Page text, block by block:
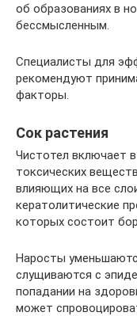
об образованиях в
бессмысленным.
Специалисты для
рекомендуют
факторы.
Сок растения
Чистотел включает
токсических
влияющих на все
кератолитические
которых состоит
Наросты
слущиваются с
попадании на
может